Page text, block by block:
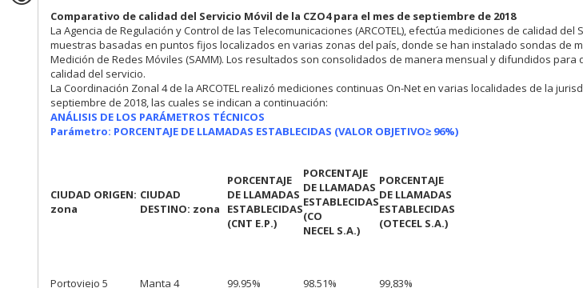
Comparativo de calidad del Servicio Móvil de la CZO4 para el mes de septiembre de 2018
La Agencia de Regulación y Control de las Telecomunicaciones (ARCOTEL), efectúa mediciones de calidad
muestras basadas en puntos fijos localizados en varias zonas del país, donde se han instalado sondas de
Medición de Redes Móviles (SAMM). Los resultados son consolidados de manera mensual y difundidos para
calidad del servicio.
La Coordinación Zonal 4 de la ARCOTEL realizó mediciones continuas On-Net en varias localidades de la
septiembre de 2018, las cuales se indican a continuación:
ANÁLISIS DE LOS PARÁMETROS TÉCNICOS
Parámetro: PORCENTAJE DE LLAMADAS ESTABLECIDAS (VALOR OBJETIVO≥ 96%)
CIUDAD ORIGEN:
zona
CIUDAD
DESTINO: zona
PORCENTAJE
DE LLAMADAS
ESTABLECIDAS
(CNT E.P.)
PORCENTAJE
DE LLAMADAS
ESTABLECIDAS
(CO
NECEL S.A.)
PORCENTAJE
DE LLAMADAS
ESTABLECIDAS
(OTECEL S.A.)
Portoviejo 5 Manta 4 99.95% 98.51% 99,83%